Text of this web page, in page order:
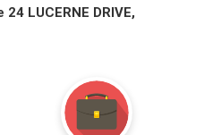
LUCERNE DRIVE,